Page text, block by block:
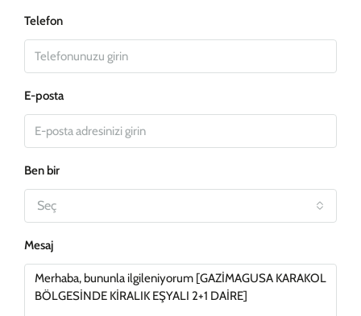
Telefon
E-posta
Ben bir
Seç
Mesaj